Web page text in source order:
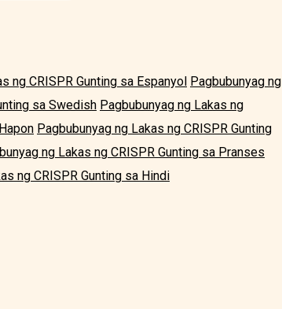
ng CRISPR Gunting sa Espanyol Pagbubunyag ng
sa Swedish Pagbubunyag ng Lakas ng
Pagbubunyag ng Lakas ng CRISPR Gunting
ng Lakas ng CRISPR Gunting sa Pranses
ng CRISPR Gunting sa Hindi